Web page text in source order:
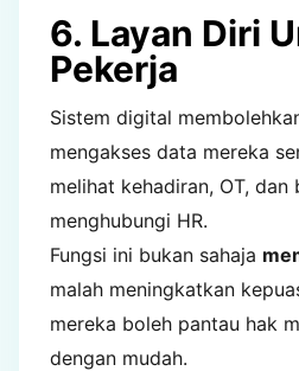
6. Layan Diri
Pekerja
Sistem digital
mengakses data mereka
melihat kehadiran, OT,
menghubungi HR.
Fungsi ini bukan sahaja
malah meningkatkan
mereka boleh pantau hak
dengan mudah.